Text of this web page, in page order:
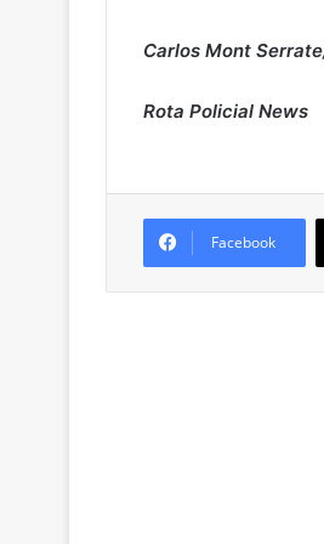
Carlos Mont
Rota Policial News
Facebook